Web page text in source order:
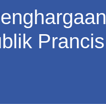
Prancis